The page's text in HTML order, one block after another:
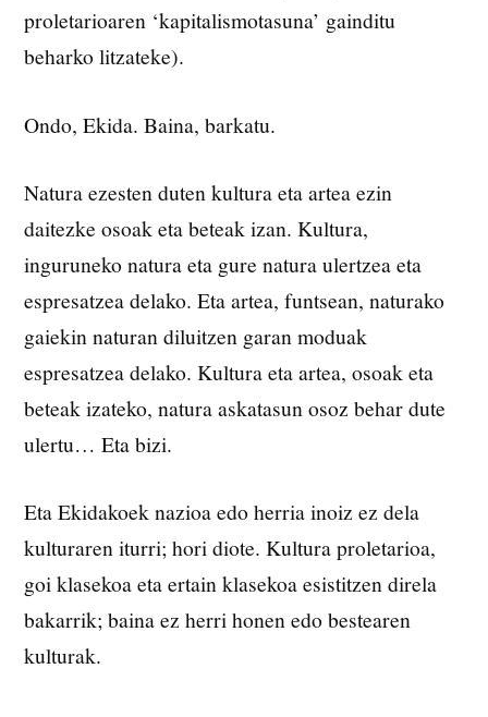
proletarioaren ‘kapitalismotasuna’ gainditu
beharko litzateke).
Ondo, Ekida. Baina, barkatu.
Natura ezesten duten kultura eta artea ezin
daitezke osoak eta beteak izan. Kultura,
inguruneko natura eta gure natura ulertzea eta
espresatzea delako. Eta artea, funtsean, naturako
gaiekin naturan diluitzen garan moduak
espresatzea delako. Kultura eta artea, osoak eta
beteak izateko, natura askatasun osoz behar dute
ulertu… Eta bizi.
Eta Ekidakoek nazioa edo herria inoiz ez dela
kulturaren iturri; hori diote. Kultura proletarioa,
goi klasekoa eta ertain klasekoa esistitzen direla
bakarrik; baina ez herri honen edo bestearen
kulturak.